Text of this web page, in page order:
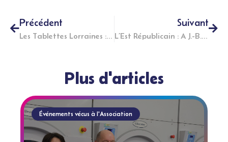
Précédent
Les Tablettes Lorraines : Un four 3D au Fablab
Suivant
L’Est Républicain : A J.-B.-Thiéry, le personnel à l’honneur
Plus d'articles
Événements vécus à l'Association